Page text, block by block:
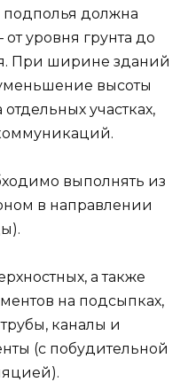
подполья должна
уровня грунта до
При ширине зданий
высоты
участках,
выполнять из
в направлении
а также
на подсыпках,
каналы и
(с побудительной